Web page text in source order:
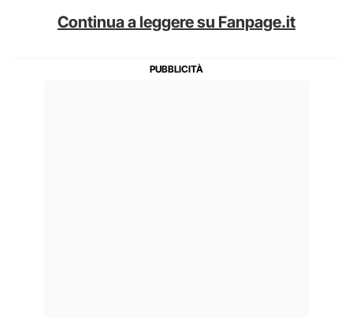
Continua a leggere su Fanpage.it